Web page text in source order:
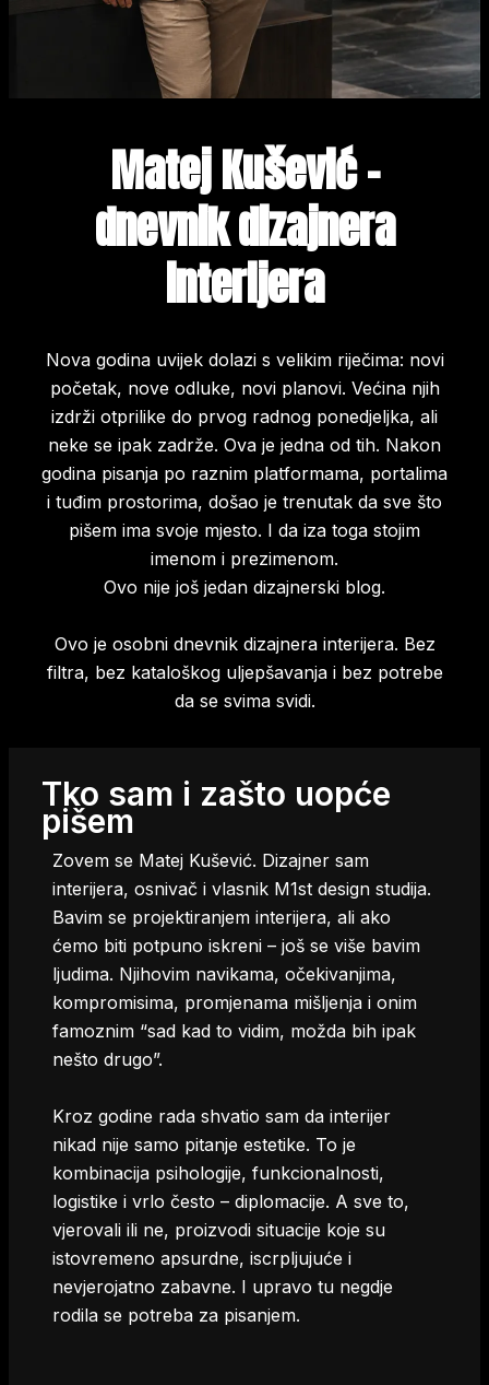
Matej Kušević -
dnevnik dizajnera
interijera
Nova godina uvijek dolazi s velikim riječima: novi
početak, nove odluke, novi planovi. Većina njih
izdrži otprilike do prvog radnog ponedjeljka, ali
neke se ipak zadrže. Ova je jedna od tih. Nakon
godina pisanja po raznim platformama, portalima
i tuđim prostorima, došao je trenutak da sve što
pišem ima svoje mjesto. I da iza toga stojim
imenom i prezimenom.
Ovo nije još jedan dizajnerski blog.
Ovo je osobni dnevnik dizajnera interijera. Bez
filtra, bez kataloškog uljepšavanja i bez potrebe
da se svima svidi.
Tko sam i zašto uopće
pišem
Zovem se Matej Kušević. Dizajner sam
interijera, osnivač i vlasnik M1st design studija.
Bavim se projektiranjem interijera, ali ako
ćemo biti potpuno iskreni – još se više bavim
ljudima. Njihovim navikama, očekivanjima,
kompromisima, promjenama mišljenja i onim
famoznim “sad kad to vidim, možda bih ipak
nešto drugo”.
Kroz godine rada shvatio sam da interijer
nikad nije samo pitanje estetike. To je
kombinacija psihologije, funkcionalnosti,
logistike i vrlo često – diplomacije. A sve to,
vjerovali ili ne, proizvodi situacije koje su
istovremeno apsurdne, iscrpljujuće i
nevjerojatno zabavne. I upravo tu negdje
rodila se potreba za pisanjem.